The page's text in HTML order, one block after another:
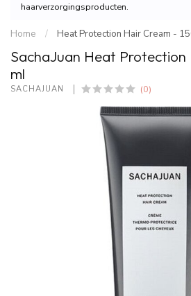
haarverzorgingsproducten.
Home / Heat Protection Hair Cream -
SachaJuan Heat Protection
ml
SACHAJUAN (0)